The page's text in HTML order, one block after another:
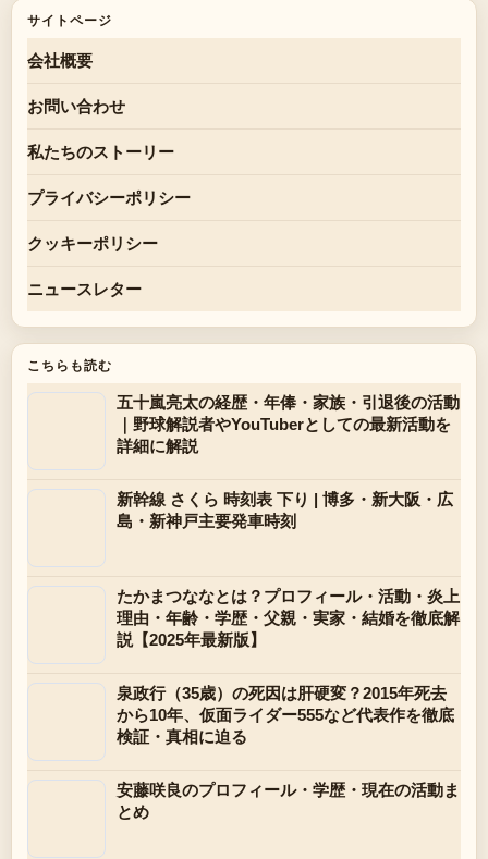
サイトページ
会社概要
お問い合わせ
私たちのストーリー
プライバシーポリシー
クッキーポリシー
ニュースレター
こちらも読む
五十嵐亮太の経歴・年俸・家族・引退後の活動
｜野球解説者やYouTuberとしての最新活動を
詳細に解説
新幹線 さくら 時刻表 下り | 博多・新大阪・広
島・新神戸主要発車時刻
たかまつななとは？プロフィール・活動・炎上
理由・年齢・学歴・父親・実家・結婚を徹底解
説【2025年最新版】
泉政行（35歳）の死因は肝硬変？2015年死去
から10年、仮面ライダー555など代表作を徹底
検証・真相に迫る
安藤咲良のプロフィール・学歴・現在の活動ま
とめ